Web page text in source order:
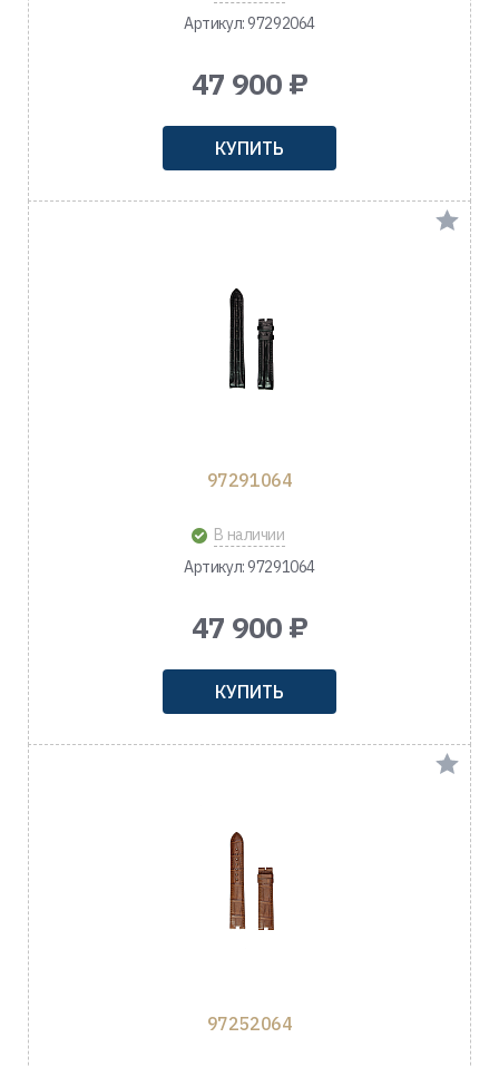
Артикул: 97292064
47 900 ₽
КУПИТЬ
97291064
В наличии
Артикул: 97291064
47 900 ₽
КУПИТЬ
97252064